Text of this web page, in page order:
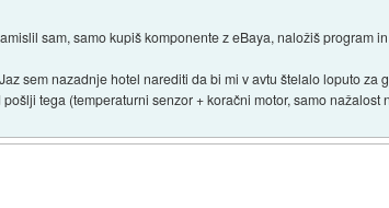
sam, samo kupiš komponente z eBaya, naložiš program
sem nazadnje hotel narediti da bi mi v avtu štelalo loputo za
tega (temperaturni senzor + koračni motor, samo nažalost